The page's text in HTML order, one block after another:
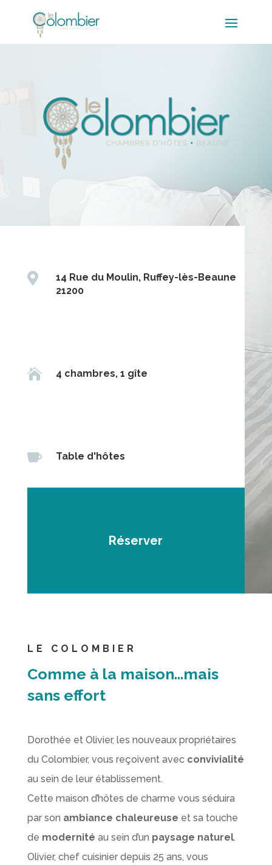

14 Rue du Moulin, Ruffey-lès-Beaune
21200
 4 chambres, 1 gîte
 Table d'hôtes
Réserver
LE COLOMBIER
Comme à la maison…mais
sans effort
Dorothée et Olivier, les nouveaux propriétaires
du Colombier, vous reçoivent avec convivialité
au sein de leur établissement.
Cette maison d’hôtes de charme vous séduira
par son ambiance chaleureuse et sa touche
de modernité au sein d’un paysage naturel.
Olivier, chef cuisinier depuis 25 ans, vous